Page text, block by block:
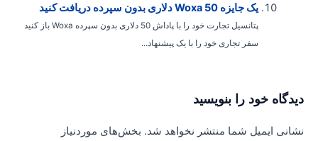
یک جایزه Woxa 50 دلاری بدون سپرده دریافت کنید
پتانسیل تجارت خود را با پاداش 50 دلاری بدون سپرده Woxa باز کنید
سفر تجاری خود را با یک پیشنهاد...
خود را بنویسید
ایمیل شما منتشر نخواهد شد. بخش‌های موردنیاز